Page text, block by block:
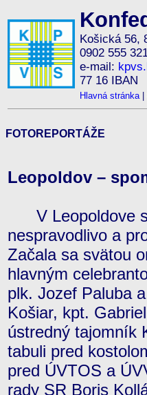
Košická 56,
0902 555
e-mail:
77 16 IBAN
Hlavná stránka|
FOTOREPORTÁŽE
Leopoldov –
V Leopoldove
nespravodlivo a
Začala sa svätou
hlavným
plk. Jozef Paluba
Košiar, kpt.
ústredný tajomník
tabuli pred
pred ÚVTOS a
rady SR Boris